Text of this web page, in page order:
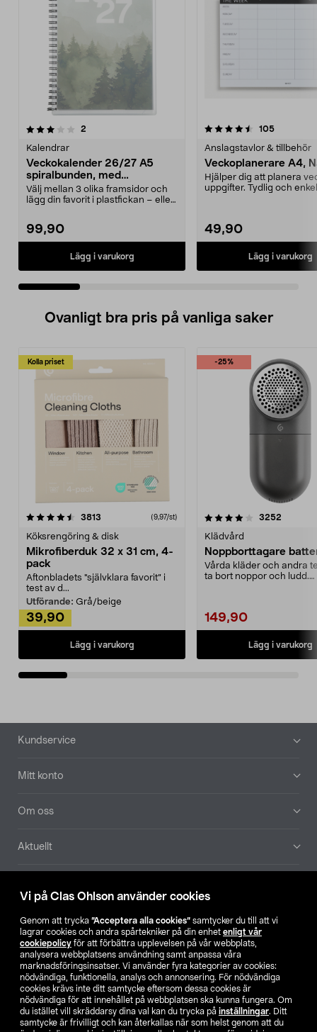
Vi på Clas Ohlson använder cookies
Genom att trycka ”Acceptera alla cookies” samtycker du till att vi
lagrar cookies och andra spårtekniker på din enhet enligt vår
cookiepolicy för att förbättra upplevelsen på vår webbplats,
analysera webbplatsens användning samt anpassa våra
marknadsföringsinsatser. Vi använder fyra kategorier av cookies:
nödvändiga, funktionella, analys och annonsering. För nödvändiga
cookies krävs inte ditt samtycke eftersom dessa cookies är
nödvändiga för att innehållet på webbplatsen ska kunna fungera. Om
du istället vill skräddarsy dina val kan du trycka på inställningar. Ditt
samtycke är frivilligt och kan återkallas när som helst genom att du
2
Kalendrar
Veckokalender 26/27 A5
spiralbunden, med
högtidsdagar
Välj mellan 3 olika framsidor och
lägg din favorit i plastfickan – eller
99,90
Lägg i varukorg
4.5 av 5 stjärnor 105
Anslagstavlor & tillbehör
Veckoplanerare A4,
Hjälper dig att planera
uppgifter. Tydlig och
49,90
Lägg i varukorg
4.0 av 5 stjärnor
Ovanligt bra pris på vanliga saker
Kolla priset
3813 (9,97/st)
Köksrengöring & disk
Mikrofiberduk 32 x 31 cm, 4-
pack
Aftonbladets "självklara favorit” i
test av d...
Utförande: Grå/beige
39,90
Lägg i varukorg
-25%
4.0av 5 stjärnor 3252
Klädvård
Noppborttagare
Vårda kläder och andra
ta bort noppor och ludd.
149,90
Lägg i varukorg
4.5av 5 stjärnor
Sidfot
Kundservice
Mitt konto
Om oss
Aktuellt
Hitta butik
SE NO FI